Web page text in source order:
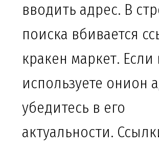
вводить адрес. В
поиска вбивается
кракен маркет. Если
используете онион
убедитесь в его
актуальности.